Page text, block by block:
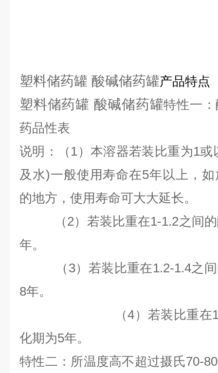
塑料储药罐 酸碱储药罐产品特点
塑料储药罐 酸碱储药罐特性一
药品性表
说明：（1）本溶器若装比重为1
及水)一般使用寿命在5年以上，
的地方，使用寿命可大大延长。
（2）若装比重在1-1.2之间的
年。
（3）若装比重在1.2-1.4之间
8年。
（4）若装比重在1.4以
化期为5年。
特性二：所温度高不超过摄氏70-